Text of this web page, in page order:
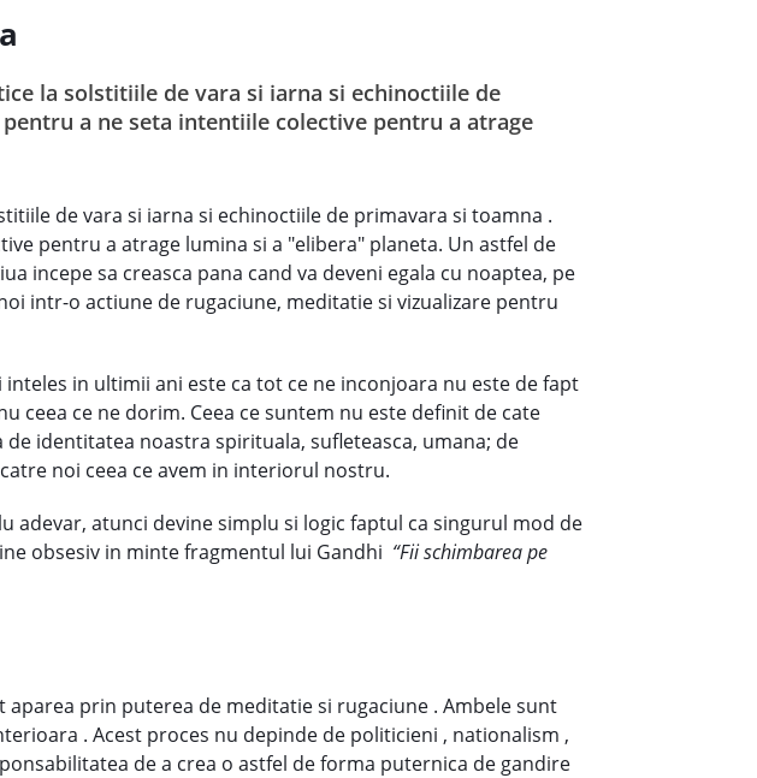
la solstitiile de vara si iarna si echinoctiile de
a ne seta intentiile colective pentru a atrage
de vara si iarna si echinoctiile de primavara si toamna .
pentru a atrage lumina si a "elibera" planeta. Un astfel de
incepe sa creasca pana cand va deveni egala cu noaptea, pe
intr-o actiune de rugaciune, meditatie si vizualizare pentru
in ultimii ani este ca tot ce ne inconjoara nu este de fapt
ceea ce ne dorim. Ceea ce suntem nu este definit de cate
identitatea noastra spirituala, sufleteasca, umana; de
noi ceea ce avem in interiorul nostru.
adevar, atunci devine simplu si logic faptul ca singurul mod de
obsesiv in minte fragmentul lui Gandhi “Fii schimbarea pe
prin puterea de meditatie si rugaciune . Ambele sunt
. Acest proces nu depinde de politicieni , nationalism ,
de a crea o astfel de forma puternica de gandire